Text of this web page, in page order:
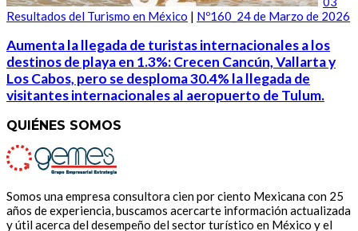
Resultados del Turismo en México | Nº160_24 de Marzo de 2026
Aumenta la llegada de turistas internacionales a los
destinos de playa en 1.3%: Crecen Cancún, Vallarta y
Los Cabos, pero se desploma 30.4% la llegada de
visitantes internacionales al aeropuerto de Tulum.
QUIÉNES SOMOS
Somos una empresa consultora cien por ciento Mexicana con 25
años de experiencia, buscamos acercarte información actualizada
y útil acerca del desempeño del sector turístico en México y el